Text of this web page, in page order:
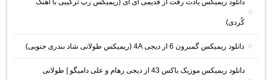
دانلود ریمیکس یادت رفت از قدیمی ای آی (ریمیکس رپ ترکیبی با آهنک
کُردی)
دانلود ریمیکس گمبرون 6 از دیجی 4A (ریمیکس طولانی شاد بندری جنوبی)
دانلود ریمیکس موزیک باکس 43 از دیجی رهام و علی دامیگو | طولانی